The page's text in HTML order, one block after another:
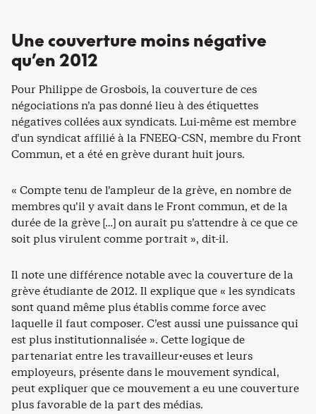
Une couverture moins négative
qu’en 2012
Pour Philippe de Grosbois, la couverture de ces
négociations n’a pas donné lieu à des étiquettes
négatives collées aux syndicats. Lui-même est membre
d’un syndicat affilié à la FNEEQ-CSN, membre du Front
Commun, et a été en grève durant huit jours.
« Compte tenu de l’ampleur de la grève, en nombre de
membres qu’il y avait dans le Front commun, et de la
durée de la grève […] on aurait pu s’attendre à ce que ce
soit plus virulent comme portrait », dit-il.
Il note une différence notable avec la couverture de la
grève étudiante de 2012. Il explique que « les syndicats
sont quand même plus établis comme force avec
laquelle il faut composer. C’est aussi une puissance qui
est plus institutionnalisée ». Cette logique de
partenariat entre les travailleur·euses et leurs
employeurs, présente dans le mouvement syndical,
peut expliquer que ce mouvement a eu une couverture
plus favorable de la part des médias.